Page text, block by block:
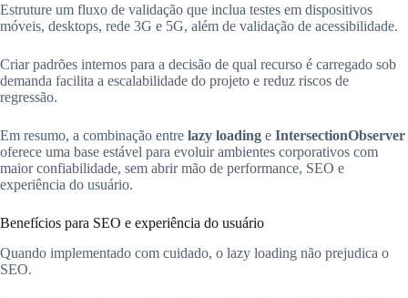
Estruture um fluxo de validação que inclua testes em dispositivos
móveis, desktops, rede 3G e 5G, além de validação de acessibilidade.
Criar padrões internos para a decisão de qual recurso é carregado sob
demanda facilita a escalabilidade do projeto e reduz riscos de
regressão.
Em resumo, a combinação entre lazy loading e IntersectionObserver
oferece uma base estável para evoluir ambientes corporativos com
maior confiabilidade, sem abrir mão de performance, SEO e
experiência do usuário.
Benefícios para SEO e experiência do usuário
Quando implementado com cuidado, o lazy loading não prejudica o
SEO.